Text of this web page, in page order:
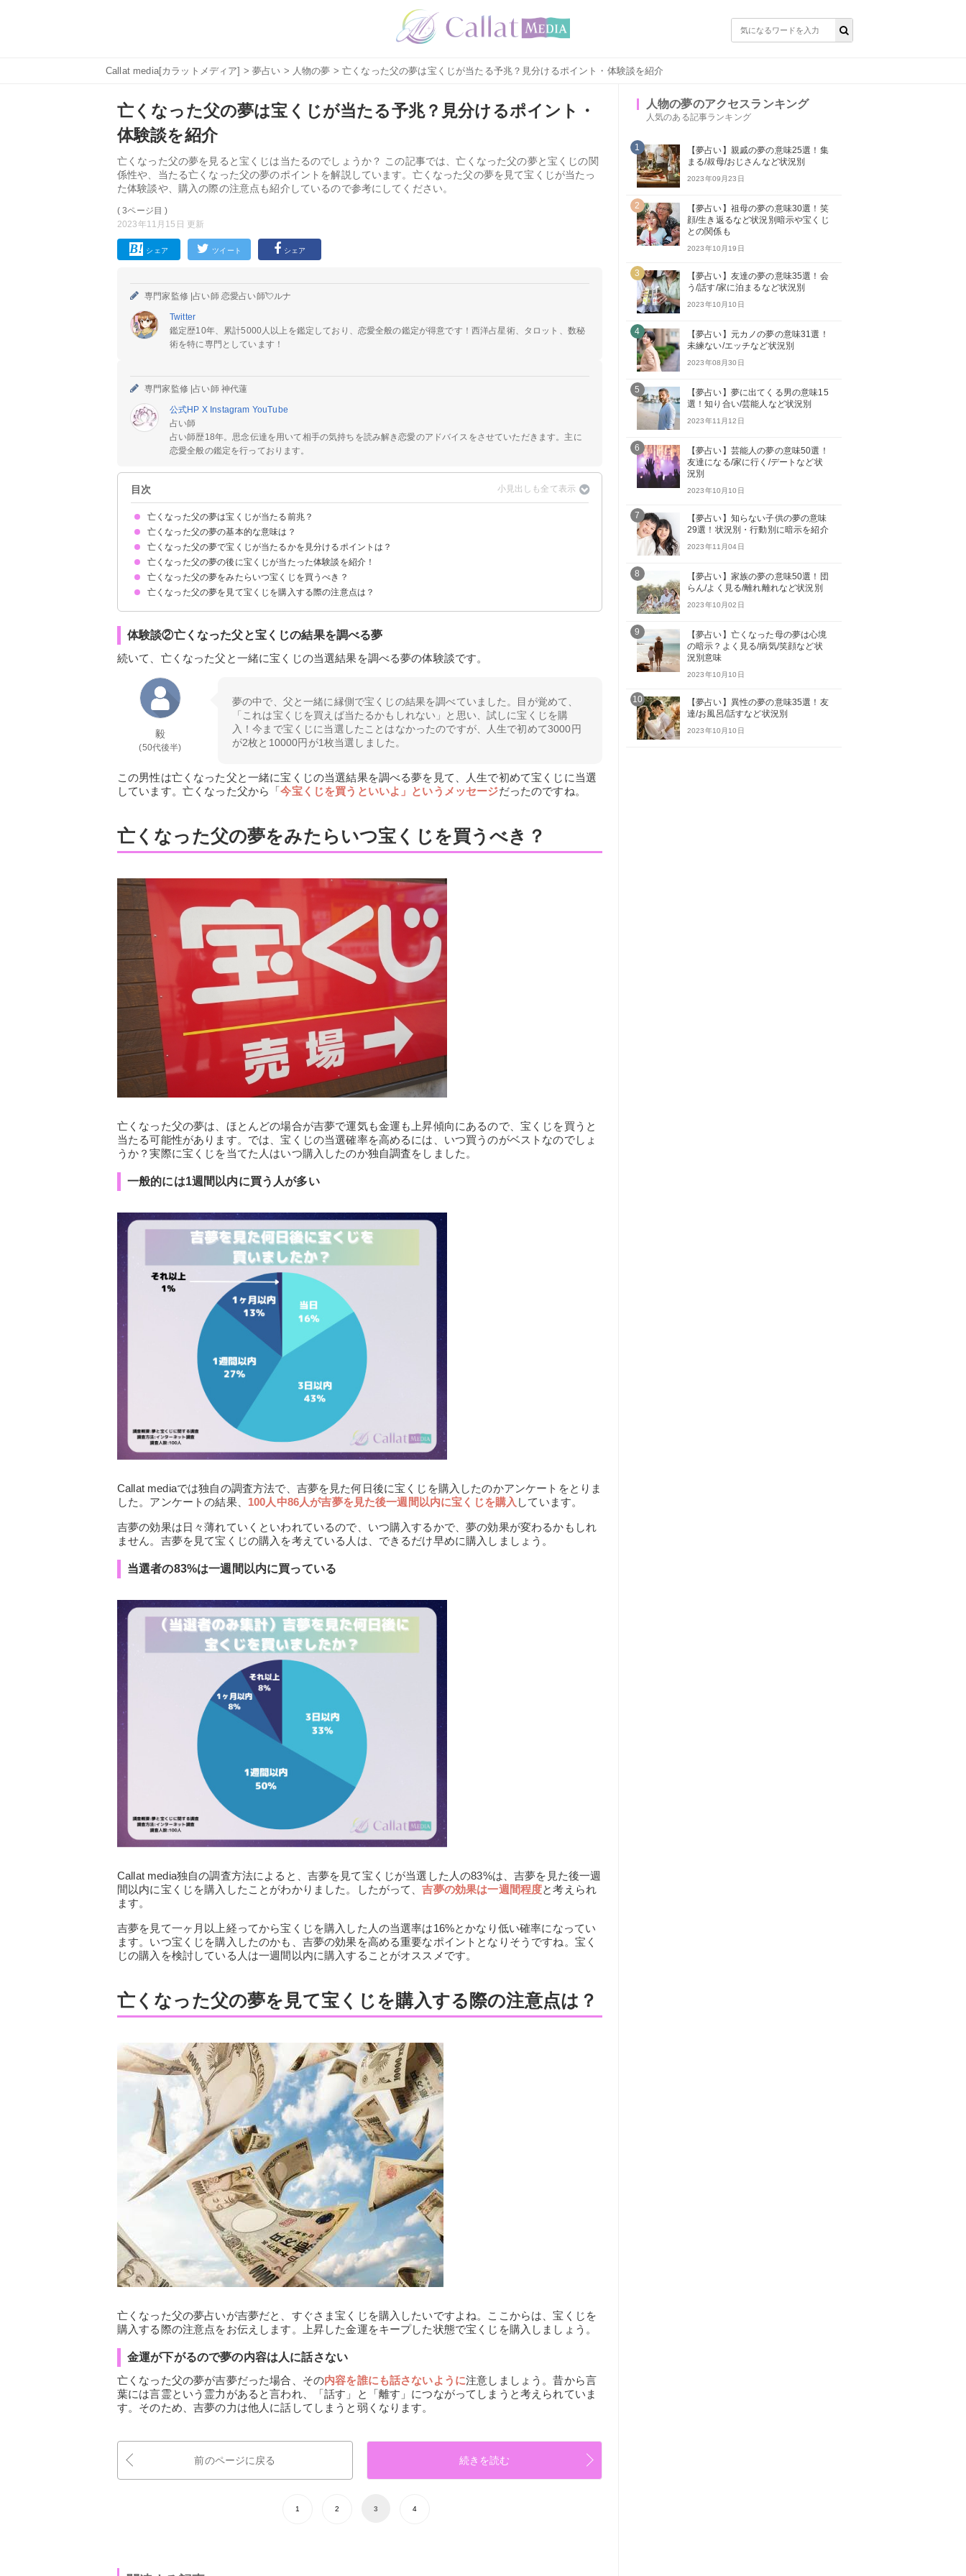
Callat media[カラットメディア] >夢占い > 人物の夢 > 亡くなった父の夢は宝くじが当たる予兆？見分けるポイント・体験談を紹介
亡くなった父の夢は宝くじが当たる予兆？見分けるポイント・
体験談を紹介
亡くなった父の夢を見ると宝くじは当たるのでしょうか？ この記事では、亡くなった父の夢と宝くじの関
係性や、当たる亡くなった父の夢のポイントを解説しています。亡くなった父の夢を見て宝くじが当たっ
た体験談や、購入の際の注意点も紹介しているので参考にしてください。
( 3ページ目 )
2023年11月15日 更新
シェア ツイート シェア
専門家監修 |占い師 恋愛占い師💘ルナ
Twitter
鑑定歴10年、累計5000人以上を鑑定しており、恋愛全般の鑑定が得意です！西洋占星術、タロット、数秘
術を特に専門としています！
専門家監修 |占い師 神代蓮
公式HP X Instagram YouTube
占い師
占い師歴18年。思念伝達を用いて相手の気持ちを読み解き恋愛のアドバイスをさせていただきます。主に
恋愛全般の鑑定を行っております。
目次
亡くなった父の夢は宝くじが当たる前兆？
亡くなった父の夢の基本的な意味は？
身近に信頼できる人がいる暗示
夢の内容次第では金運が上がっているかも
亡くなった父の夢で宝くじが当たるかを見分けるポイントは？
亡くなった父がどんな行動を取っているか
亡くなった父がどんな状態か
亡くなった父がどんな表情か
亡くなった父の夢の後に宝くじが当たった体験談を紹介！
体験談①亡くなった父が宝くじの高額当選を知らせてくれた夢
体験談②亡くなった父と宝くじの結果を調べる夢
亡くなった父の夢をみたらいつ宝くじを買うべき？
一般的には1週間以内に買う人が多い
当選者の83%は一週間以内に買っている
亡くなった父の夢を見て宝くじを購入する際の注意点は？
体験談②亡くなった父と宝くじの結果を調べる夢
続いて、亡くなった父と一緒に宝くじの当選結果を調べる夢の体験談です。
毅
(50代後半)
夢の中で、父と一緒に縁側で宝くじの結果を調べていました。目が覚めて、
「これは宝くじを買えば当たるかもしれない」と思い、試しに宝くじを購
入！今まで宝くじに当選したことはなかったのですが、人生で初めて3000円
が2枚と10000円が1枚当選しました。
この男性は亡くなった父と一緒に宝くじの当選結果を調べる夢を見て、人生で初めて宝くじに当選
しています。亡くなった父から「今宝くじを買うといいよ」というメッセージだったのですね。
亡くなった父の夢をみたらいつ宝くじを買うべき？
亡くなった父の夢は、ほとんどの場合が吉夢で運気も金運も上昇傾向にあるので、宝くじを買うと
当たる可能性があります。では、宝くじの当選確率を高めるには、いつ買うのがベストなのでしょ
うか？実際に宝くじを当てた人はいつ購入したのか独自調査をしました。
一般的には1週間以内に買う人が多い
Callat mediaでは独自の調査方法で、吉夢を見た何日後に宝くじを購入したのかアンケートをとりま
した。アンケートの結果、 100人中86人が吉夢を見た後一週間以内に宝くじを購入 しています。
吉夢の効果は日々薄れていくといわれているので、いつ購入するかで、夢の効果が変わるかもしれ
ません。吉夢を見て宝くじの購入を考えている人は、できるだけ早めに購入しましょう。
当選者の83%は一週間以内に買っている
Callat media独自の調査方法によると、吉夢を見て宝くじが当選した人の83%は、吉夢を見た後一週
間以内に宝くじを購入したことがわかりました。したがって、吉夢の効果は一週間程度と考えられ
ます。
吉夢を見て一ヶ月以上経ってから宝くじを購入した人の当選率は16%とかなり低い確率になってい
ます。いつ宝くじを購入したのかも、吉夢の効果を高める重要なポイントとなりそうですね。宝く
じの購入を検討している人は一週間以内に購入することがオススメです。
亡くなった父の夢を見て宝くじを購入する際の注意点は？
亡くなった父の夢占いが吉夢だと、すぐさま宝くじを購入したいですよね。ここからは、宝くじを
購入する際の注意点をお伝えします。上昇した金運をキープした状態で宝くじを購入しましょう。
金運が下がるので夢の内容は人に話さない
亡くなった父の夢が吉夢だった場合、その内容を誰にも話さないように注意しましょう。昔から言
葉には言霊という霊力があると言われ、「話す」と「離す」につながってしまうと考えられていま
す。そのため、吉夢の力は他人に話してしまうと弱くなります。
前のページに戻る 続きを読む
1 2 3 4
人物の夢のアクセスランキング
人気のある記事ランキング
1
【夢占い】親戚の夢の意味25選！集
まる/叔母/おじさんなど状況別
2023年09月23日
2
【夢占い】祖母の夢の意味30選！笑
顔/生き返るなど状況別暗示や宝くじ
との関係も
2023年10月19日
3
【夢占い】友達の夢の意味35選！会
う/話す/家に泊まるなど状況別
2023年10月10日
4
【夢占い】元カノの夢の意味31選！
未練ない/エッチなど状況別
2023年08月30日
5
【夢占い】夢に出てくる男の意味15
選！知り合い/芸能人など状況別
2023年11月12日
6
【夢占い】芸能人の夢の意味50選！
友達になる/家に行く/デートなど状
況別
2023年10月10日
7
【夢占い】知らない子供の夢の意味
29選！状況別・行動別に暗示を紹介
2023年11月04日
8
【夢占い】家族の夢の意味50選！団
らん/よく見る/離れ離れなど状況別
2023年10月02日
9
【夢占い】亡くなった母の夢は心境
の暗示？よく見る/病気/笑顔など状
況別意味
2023年10月10日
10
【夢占い】異性の夢の意味35選！友
達/お風呂/話すなど状況別
2023年10月10日